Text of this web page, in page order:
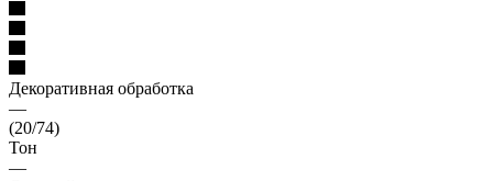
Декоративная обработка
—
(20/74)
Тон
—